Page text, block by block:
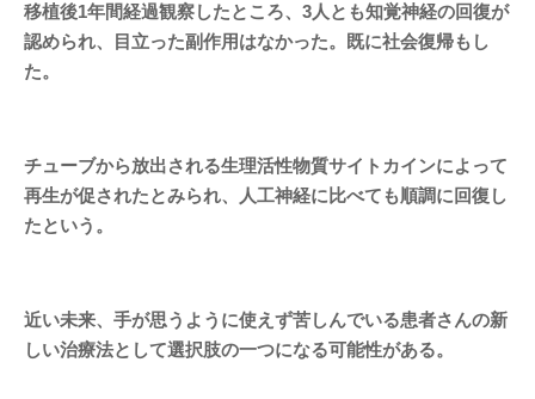
移植後1年間経過観察したところ、3人とも知覚神経の回復が
認められ、目立った副作用はなかった。既に社会復帰もし
た。
チューブから放出される生理活性物質サイトカインによって
再生が促されたとみられ、人工神経に比べても順調に回復し
たという。
近い未来、手が思うように使えず苦しんでいる患者さんの新
しい治療法として選択肢の一つになる可能性がある。